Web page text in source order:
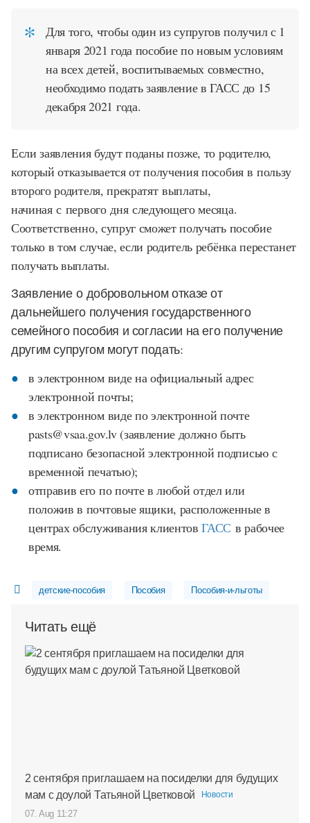
Для того, чтобы один из супругов получил с 1
января 2021 года пособие по новым условиям
на всех детей, воспитываемых совместно,
необходимо подать заявление в ГАСС до 15
декабря 2021 года.
Если заявления будут поданы позже, то родителю,
который отказывается от получения пособия в пользу
второго родителя, прекратят выплаты,
начиная с первого дня следующего месяца.
Соответственно, супруг сможет получать пособие
только в том случае, если родитель ребёнка перестанет
получать выплаты.
Заявление о добровольном отказе от
дальнейшего получения государственного
семейного пособия и согласии на его получение
другим супругом могут подать:
в электронном виде на официальный адрес
электронной почты;
в электронном виде по электронной почте
pasts@vsaa.gov.lv (заявление должно быть
подписано безопасной электронной подписью с
временной печатью);
отправив его по почте в любой отдел или
положив в почтовые ящики, расположенные в
центрах обслуживания клиентовГАСС в рабочее
время.
детские-пособия Пособия Пособия-и-льготы
Читать ещё
2 сентября приглашаем на посиделки для будущих
мам с доулой Татьяной Цветковой
Новости
07. Aug 11:27